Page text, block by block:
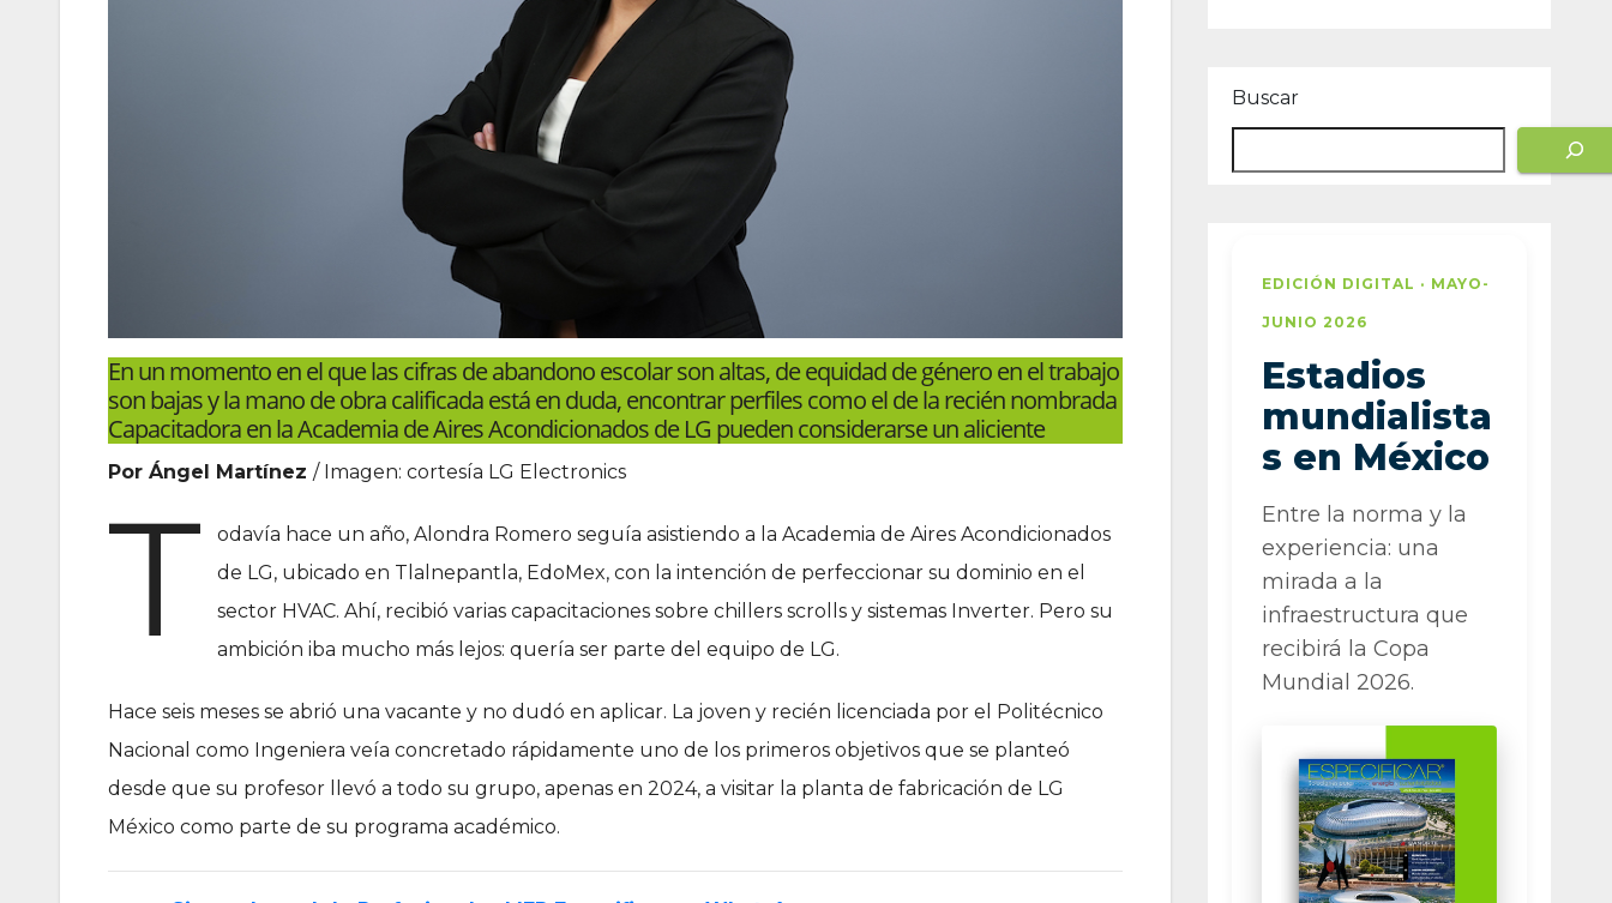
En un momento en el que las cifras de abandono escolar son altas, de equidad de género en el trabajo
son bajas y la mano de obra calificada está en duda, encontrar perfiles como el de la recién nombrada
Capacitadora en la Academia de Aires Acondicionados de LG pueden considerarse un aliciente
Por Ángel Martínez / Imagen: cortesía LG Electronics
T
odavía hace un año, Alondra Romero seguía asistiendo a la Academia de Aires Acondicionados
de LG, ubicado en Tlalnepantla, EdoMex, con la intención de perfeccionar su dominio en el
sector HVAC. Ahí, recibió varias capacitaciones sobre chillers scrolls y sistemas Inverter. Pero su
ambición iba mucho más lejos: quería ser parte del equipo de LG.
Hace seis meses se abrió una vacante y no dudó en aplicar. La joven y recién licenciada por el Politécnico
Nacional como Ingeniera veía concretado rápidamente uno de los primeros objetivos que se planteó
desde que su profesor llevó a todo su grupo, apenas en 2024, a visitar la planta de fabricación de LG
México como parte de su programa académico.
Buscar
EDICIÓN DIGITAL · MAYO-
JUNIO 2026
Estadios
mundialista
s en México
Entre la norma y la
experiencia: una
mirada a la
infraestructura que
recibirá la Copa
Mundial 2026.